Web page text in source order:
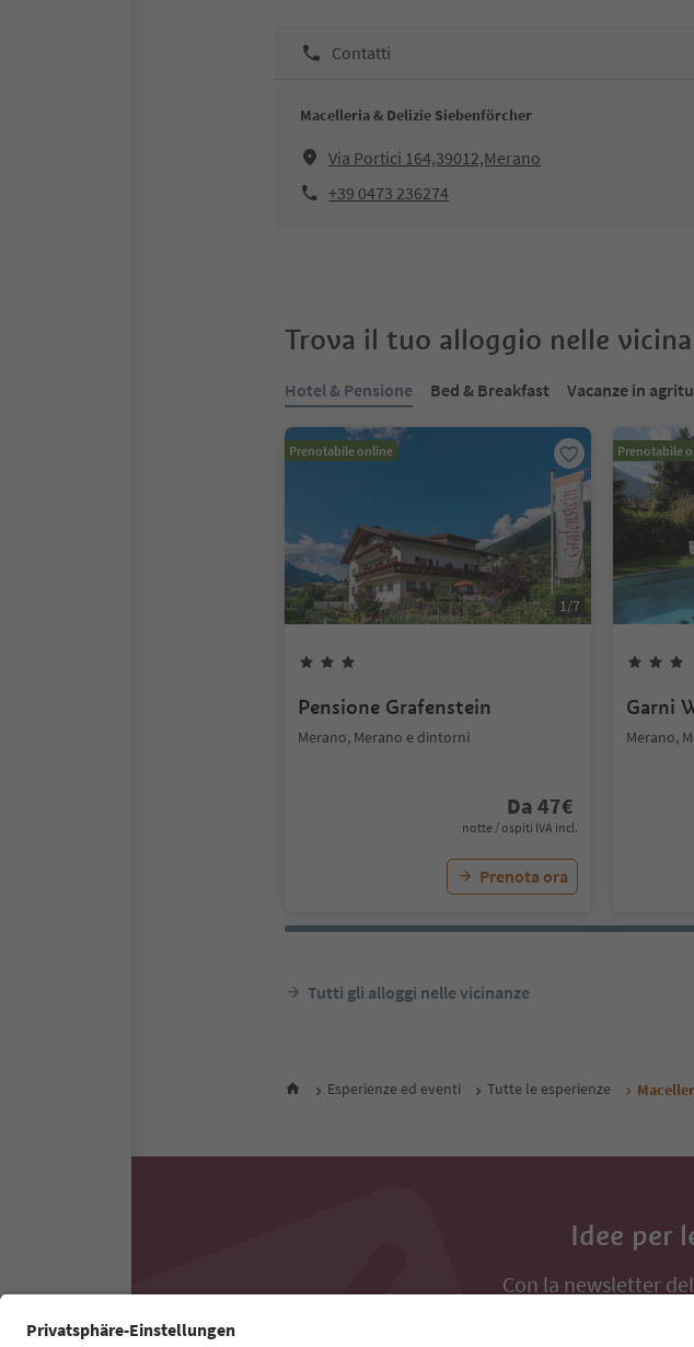
Contatti
Macelleria & Delizie Siebenförcher
Via Portici 164,39012,Merano
+39 0473 236274
Trova il tuo alloggio nelle
Hotel & Pensione Bed & Breakfast Vacanze in
Prenotabile online
1/7
Pensione Grafenstein
Merano, Merano e dintorni
Da 47€
notte / ospiti IVA incl.
Prenota ora
Prenotabile
Garni
Merano,
Tutti gli alloggi nelle vicinanze
Esperienze ed eventi Tutte le esperienze
Idee per
Con la newsletter